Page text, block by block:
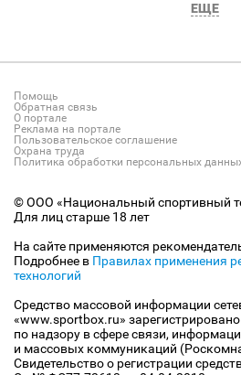
ЕЩЕ
Помощь
Обратная связь
О портале
Реклама на портале
Пользовательское соглашение
Охрана труда
Политика обработки персональных
© ООО «Национальный спортивный
Для лиц старше 18 лет
На сайте применяются
Подробнее в Правилах применения
технологий
Средство массовой информации
«www.sportbox.ru»
по надзору в сфере связи,
и массовых коммуникаций
Свидетельство о регистрации